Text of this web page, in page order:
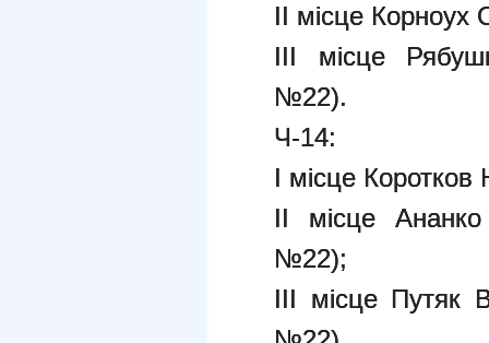
ІІ місце
ІІІ місце
№22).
Ч-14:
І місце
ІІ місце Ананко
№22);
ІІІ місце Путяк